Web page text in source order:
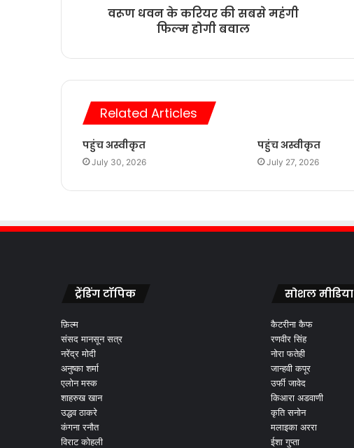
वरूण धवन के करियर की सबसे महंगी
फिल्म होगी बवाल
Related Articles
पहुंच अस्वीकृत
July 30, 2026
पहुंच अस्वीकृत
July 27, 2026
ट्रेंडिंग टॉपिक
फ़िल्म
संसद मानसून सत्र
नरेंद्र मोदी
अनुष्का शर्मा
एलोन मस्क
शाहरुख खान
उद्धव ठाकरे
कंगना रनौत
विराट कोहली
सोशल मीडिया
कैटरीना कैफ
रणवीर सिंह
नोरा फतेही
जान्हवी कपूर
उर्फी जावेद
किआरा अडवाणी
कृति सनोन
मलाइका अररा
ईशा गुप्ता